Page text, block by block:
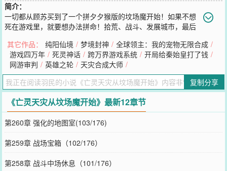
简介：
一切都从顾苏买到了一个拼夕夕猴版的坟场魔开始！如果不想
死在游戏里，就要想办法拼命！拾荒、战斗、发展城市，最后
里！——————英雄无敌风，种田、建城、战斗、移动城市、无限
流，作者在英雄无敌、无限流与脑洞方面绝对有保证，各兵种脑洞强
大，更新稳定，还请大家多多支持。———————群：4099566
您要是觉得《亡灵天灾从坟场魔开始》还不错的话请不要忘记向您QQ
群和微博微信里的朋友推荐哦！
其它作品： 纯阳仙境 / 梦境封神 / 全球领主：我的宠物无限合成 /
游戏四万年 / 死灵神话 / 跨万界游戏系统 / 开局给秦始皇打了钱 /
网游审判 / 英雄之轮 / 天灾合成大师 /
复制分享
《亡灵天灾从坟场魔开始》最新12章节
第260章 强化的地图室(103/176)
第259章 战场宝箱（102/176）
第258章 战斗中场休息（101/176）